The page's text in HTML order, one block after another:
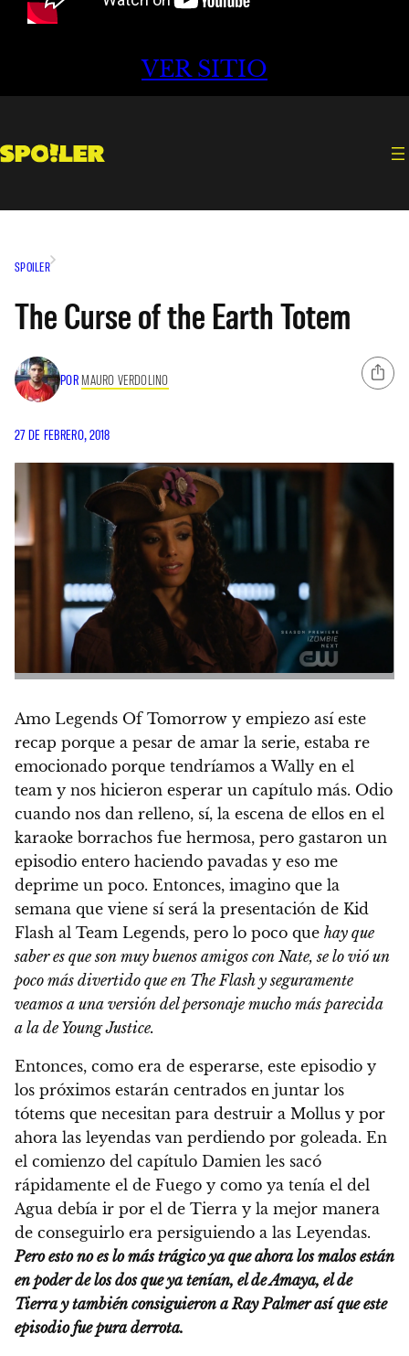
VER SITIO
SPOILER
The Curse of the Earth Totem
POR MAURO VERDOLINO
27 DE FEBRERO, 2018
Amo Legends Of Tomorrow y empiezo así este
recap porque a pesar de amar la serie, estaba re
emocionado porque tendríamos a Wally en el
team y nos hicieron esperar un capítulo más. Odio
cuando nos dan relleno, sí, la escena de ellos en el
karaoke borrachos fue hermosa, pero gastaron un
episodio entero haciendo pavadas y eso me
deprime un poco. Entonces, imagino que la
semana que viene sí será la presentación de Kid
Flash al Team Legends, pero lo poco que hay que
saber es que son muy buenos amigos con Nate, se lo vió un
poco más divertido que en The Flash y seguramente
veamos a una versión del personaje mucho más parecida
a la de Young Justice.
Entonces, como era de esperarse, este episodio y
los próximos estarán centrados en juntar los
tótems que necesitan para destruir a Mollus y por
ahora las leyendas van perdiendo por goleada. En
el comienzo del capítulo Damien les sacó
rápidamente el de Fuego y como ya tenía el del
Agua debía ir por el de Tierra y la mejor manera
de conseguirlo era persiguiendo a las Leyendas.
Pero esto no es lo más trágico ya que ahora los malos están
en poder de los dos que ya tenían, el de Amaya, el de
Tierra y también consiguieron a Ray Palmer así que este
episodio fue pura derrota.